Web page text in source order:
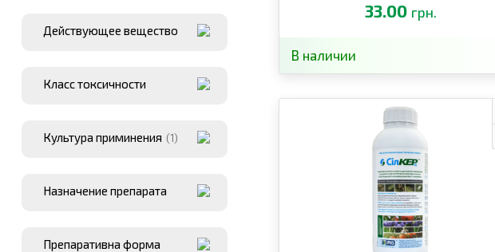
Действующее вещество
Класс токсичности
Культура приминения (1)
Назначение препарата
Препаративна форма
33.00 грн.
В наличии